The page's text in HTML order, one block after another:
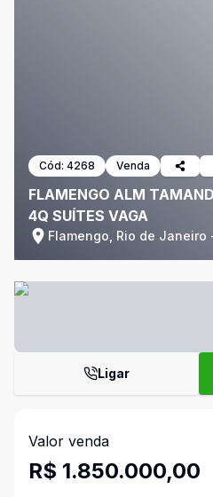
Cód: 4268 Venda
FLAMENGO ALM
4Q SUÍTES VAGA
Flamengo, Rio de Janeiro
Ligar
Valor venda
R$ 1.850.000,00